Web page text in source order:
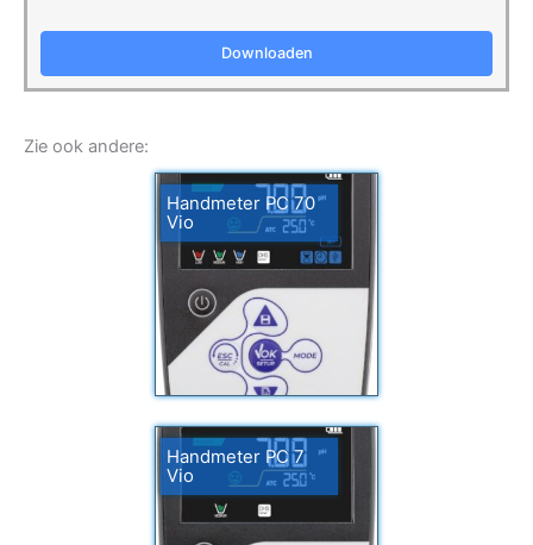
Downloaden
Zie ook andere:
Handmeter PC 70
Vio
Handmeter PC 7
Vio